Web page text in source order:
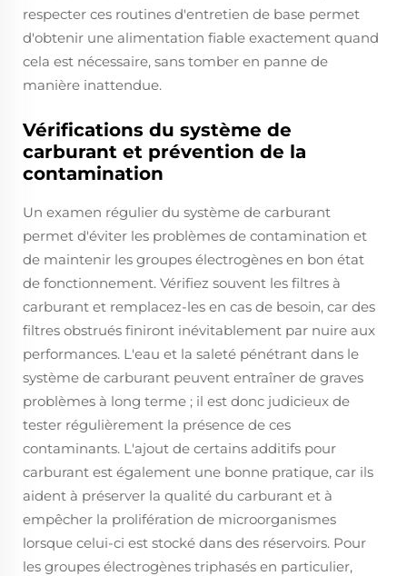
respecter ces routines d'entretien de base permet
d'obtenir une alimentation fiable exactement quand
cela est nécessaire, sans tomber en panne de
manière inattendue.
Vérifications du système de
carburant et prévention de la
contamination
Un examen régulier du système de carburant
permet d'éviter les problèmes de contamination et
de maintenir les groupes électrogènes en bon état
de fonctionnement. Vérifiez souvent les filtres à
carburant et remplacez-les en cas de besoin, car des
filtres obstrués finiront inévitablement par nuire aux
performances. L'eau et la saleté pénétrant dans le
système de carburant peuvent entraîner de graves
problèmes à long terme ; il est donc judicieux de
tester régulièrement la présence de ces
contaminants. L'ajout de certains additifs pour
carburant est également une bonne pratique, car ils
aident à préserver la qualité du carburant et à
empêcher la prolifération de microorganismes
lorsque celui-ci est stocké dans des réservoirs. Pour
les groupes électrogènes triphasés en particulier,